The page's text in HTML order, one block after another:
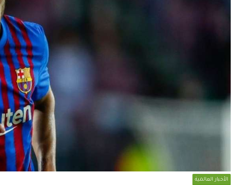
الأخبار العالمية